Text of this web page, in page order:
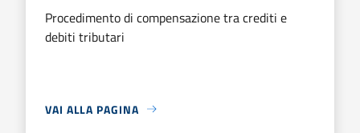
Procedimento di compensazione tra crediti e
debiti tributari
VAI ALLA PAGINA